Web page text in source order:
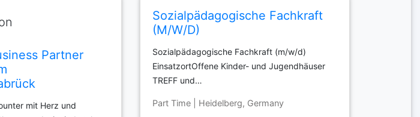
Partner
mit Herz und
Sozialpädagogische Fachkraft
(M/W/D)
Sozialpädagogische Fachkraft (m/w/d)
EinsatzortOffene Kinder- und Jugendhäuser
TREFF und…
Part Time | Heidelberg, Germany